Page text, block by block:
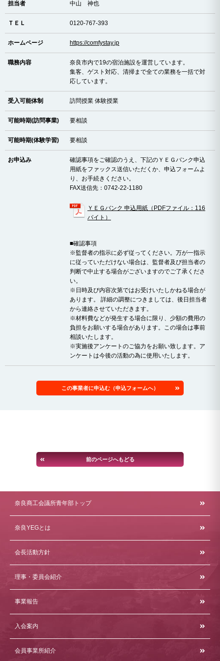
担当者 中山 神也
ＴＥＬ 0120-767-393
ホームページ https://comfystay.jp
職務内容
奈良市内で19の宿泊施設を運営しています。
集客、ゲスト対応、清掃まで全ての業務を一括で対
応しています。
受入可能体制 訪問授業 体験授業
可能時期(訪問事業) 要相談
可能時期(体験学習) 要相談
お申込み
確認事項をご確認のうえ、下記のＹＥＧバンク申込
用紙をファックス送信いただくか、申込フォームよ
り、お手続きください。
FAX送信先：0742-22-1180
ＹＥＧバンク 申込用紙（PDFファイル：116
バイト）
■確認事項
※監督者の指示に必ず従ってください。万が一指示
に従っていただけない場合は、監督者及び担当者の
判断で中止する場合がございますのでご了承くださ
い。
※日時及び内容次第ではお受けいたしかねる場合が
あります。 詳細の調整につきましては、後日担当者
から連絡させていただきます。
※材料費などが発生する場合に限り、少額の費用の
負担をお願いする場合があります。この場合は事前
相談いたします。
※実施後アンケートのご協力をお願い致します。ア
ンケートは今後の活動の為に使用いたします。
この事業者に申込む（申込フォームへ）
前のページへもどる
奈良商工会議所青年部トップ
奈良YEGとは
会長活動方針
理事・委員会紹介
事業報告
入会案内
会員事業所紹介